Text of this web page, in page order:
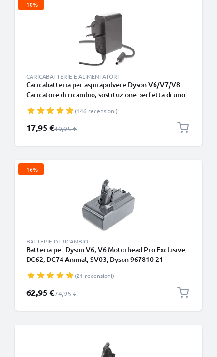
-10%
CARICABATTERIE E ALIMENTATORI
Caricabatteria per aspirapolvere Dyson V6/V7/V8
Caricatore di ricambio, sostituzione perfetta di uno
aspiratore
(146 recensioni)
Prezzo speciale
17,95 €Prezzo normale
19,95 €
-16%
BATTERIE DI RICAMBIO
Batteria per Dyson V6, V6 Motorhead Pro Exclusive,
DC62, DC74 Animal, SV03, Dyson 967810-21
compatibile con il caricabatterie da muro)
(21 recensioni)
Prezzo speciale
62,95 €Prezzo normale
74,95 €